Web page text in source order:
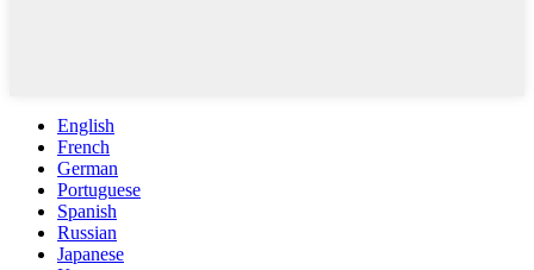
English
French
German
Portuguese
Spanish
Russian
Japanese